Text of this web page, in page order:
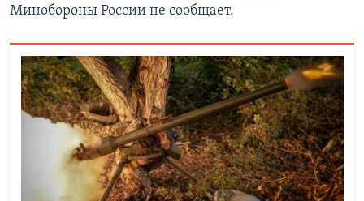
Минобороны России не сообщает.